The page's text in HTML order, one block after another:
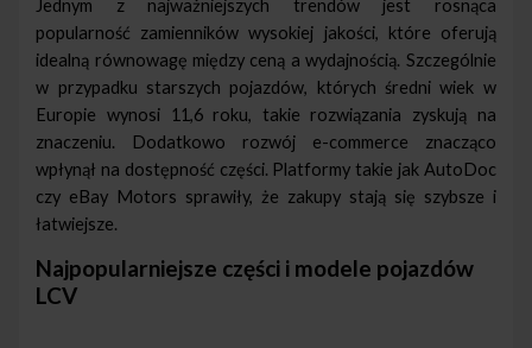
Jednym z najważniejszych trendów jest rosnąca
popularność zamienników wysokiej jakości, które oferują
idealną równowagę między ceną a wydajnością. Szczególnie
w przypadku starszych pojazdów, których średni wiek w
Europie wynosi 11,6 roku, takie rozwiązania zyskują na
znaczeniu. Dodatkowo rozwój e-commerce znacząco
wpłynął na dostępność części. Platformy takie jak AutoDoc
czy eBay Motors sprawiły, że zakupy stają się szybsze i
łatwiejsze.
Najpopularniejsze części i modele pojazdów
LCV